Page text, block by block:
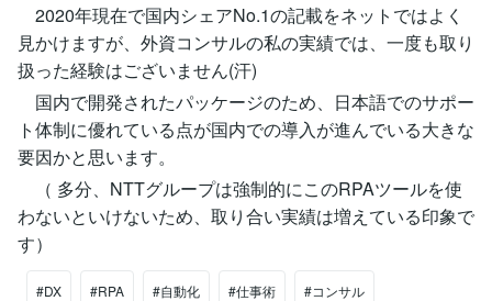
2020年現在で国内シェアNo.1の記載をネットではよく
見かけますが、外資コンサルの私の実績では、一度も取り
扱った経験はございません(汗)
国内で開発されたパッケージのため、日本語でのサポー
ト体制に優れている点が国内での導入が進んでいる大きな
要因かと思います。
（ 多分、NTTグループは強制的にこのRPAツールを使
わないといけないため、取り合い実績は増えている印象で
す）
#DX #RPA #自動化 #仕事術 #コンサル